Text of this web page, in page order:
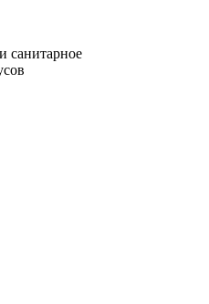
санитарное